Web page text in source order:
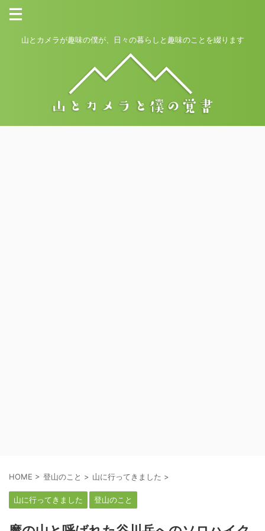
山とカメラが趣味の僕が、日々の暮らしと趣味のことを綴ります
HOME > 登山のこと > 山に行ってきました >
山に行ってきました 登山のこと